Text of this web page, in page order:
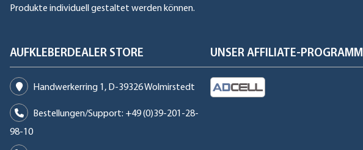
Produkte individuell gestaltet werden können.
AUFKLEBERDEALER STORE
Handwerkerring 1, D-39326 Wolmirstedt
Bestellungen/Support: +49 (0)39-201-28-
98-10
UNSER AFFILIATE-PROGRAMM